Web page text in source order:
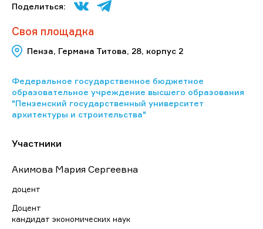
Поделиться:
Своя площадка
Пенза, Германа Титова, 28, корпус 2
Федеральное государственное бюджетное
образовательное учреждение высшего образования
"Пензенский государственный университет
архитектуры и строительства"
Участники
Акимова Мария Сергеевна
доцент
Доцент
кандидат экономических наук